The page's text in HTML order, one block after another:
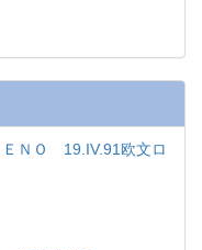
ＮＯ 19.IV.91欧文ロ